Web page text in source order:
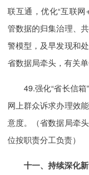
联互通，优化“互联
管数据的归集治理、
警模型，及早发现和
省数据局牵头，有关
49.强化“省长信箱”
网上群众诉求办理效
意度。（省数据局牵
位按职责分工负责）
十一、持续深化